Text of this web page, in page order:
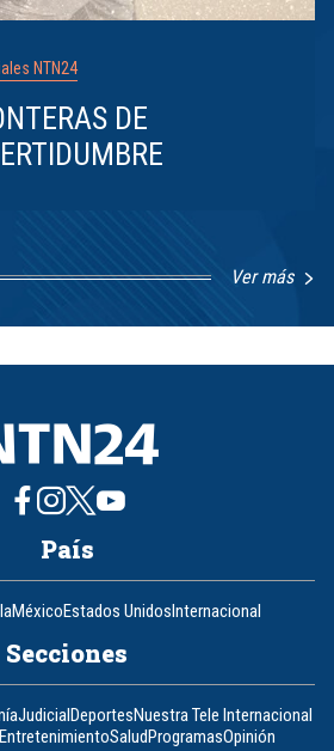
NTN24
DE
Ver más
País
MéxicoEstados UnidosInternacional
Secciones
JudicialDeportesNuestra Tele Internacional
EntretenimientoSaludProgramasOpinión